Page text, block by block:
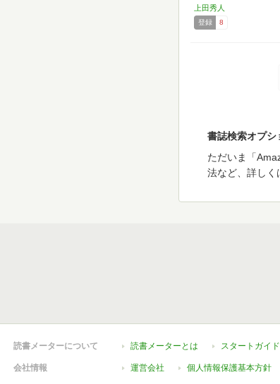
上田秀人
登録 8
書誌検索オプシ
ただいま「
法など、詳しく
読書メーターについて 読書メーターとは スタートガイド
会社情報 運営会社 個人情報保護基本方針